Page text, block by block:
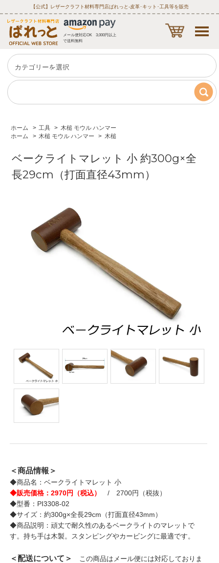
【公式】レザークラフト材料専門店ぱれっと‐皮革･キット･工具等を販売
メール便対応OK 3,000円以上
で送料無料
ホーム > 工具 > 木槌 モウル ハンマー
ホーム
> 木槌 モウル ハンマー > 木槌
ベークライトマレット 小 約300g×全
長29cm（打面直径43mm）
＜商品情報＞
◆商品名：ベークライトマレット 小
◆販売価格：2970円（税込）
/ 2700円（税抜）
◆型番：PI3308-02
◆サイズ：約300g×全長29cm（打面直径43mm）
◆商品説明：頑丈で耐久性のあるベークライトのマレットで
す。持ち手は木製。スタンピングやカービングに最適です。
＜配送について＞
この商品はメール便には対応しておりま